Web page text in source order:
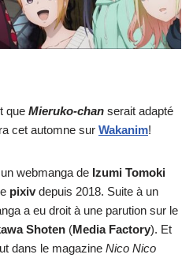
que Mieruko-chan serait adapté
cet automne sur Wakanim!
webmanga de Izumi Tomoki
pixiv depuis 2018. Suite à un
a eu droit à une parution sur le
Shoten (Media Factory). Et
dans le magazine Nico Nico